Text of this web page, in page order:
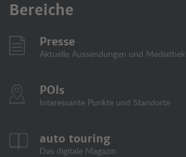
Bereiche
Presse
Aktuelle Aussendungen und Mediathek
POIs
Interessante Punkte und Standorte
auto touring
Das digitale Magazin